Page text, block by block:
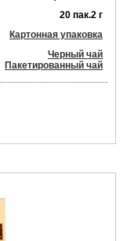
20 пак.2 г
Картонная упаковка
Черный чай
Пакетированный чай